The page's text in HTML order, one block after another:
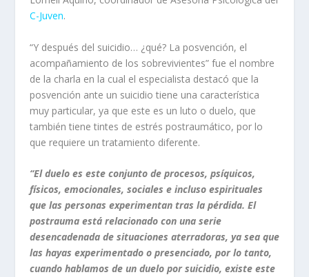
C-Juven.
“Y después del suicidio… ¿qué? La posvención, el
acompañamiento de los sobrevivientes” fue el nombre
de la charla en la cual el especialista destacó que la
posvención ante un suicidio tiene una característica
muy particular, ya que este es un luto o duelo, que
también tiene tintes de estrés postraumático, por lo
que requiere un tratamiento diferente.
“El duelo es este conjunto de procesos, psíquicos,
físicos, emocionales, sociales e incluso espirituales
que las personas experimentan tras la pérdida. El
postrauma está relacionado con una serie
desencadenada de situaciones aterradoras, ya sea que
las hayas experimentado o presenciado, por lo tanto,
cuando hablamos de un duelo por suicidio, existe este